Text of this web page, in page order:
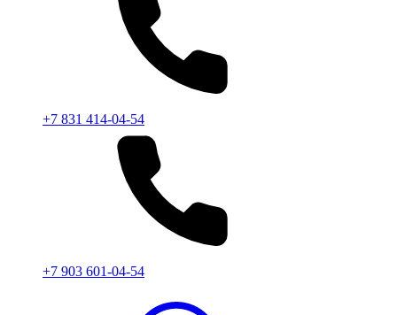
+7 831 414-04-54
+7 903 601-04-54